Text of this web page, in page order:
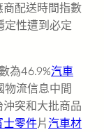
商配送時間指數
定性遭到必定
為46.9%汽車
物流信息中間
突和大批商品
士零件片汽車材